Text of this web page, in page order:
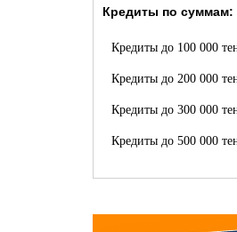
Кредиты по суммам:
Кредиты до 100 000
Кредиты до 200 000
Кредиты до 300 000
Кредиты до 500 000